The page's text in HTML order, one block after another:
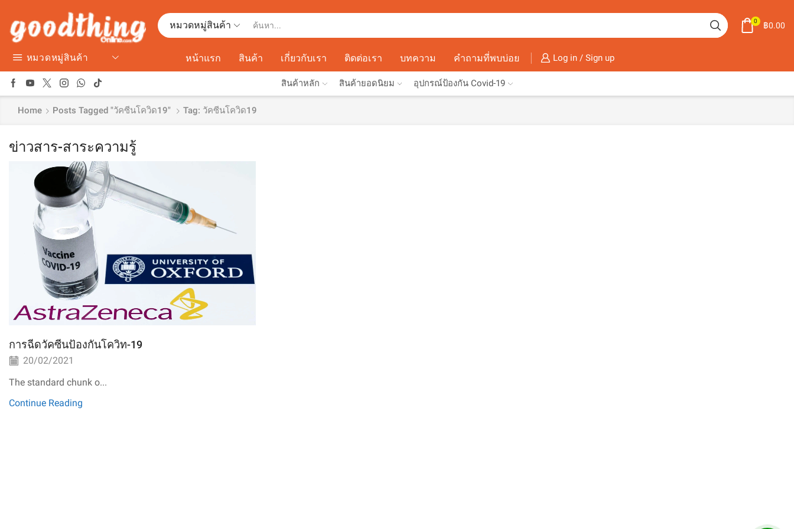
หมวดหมู่สินค้า 0 ฿0.00
หมวดหมู่สินค้า หน้าแรก สินค้า เกี่ยวกับเรา ติดต่อเรา บทความ คำถามที่พบบ่อย Log in / Sign up
สินค้าหลัก สินค้ายอดนิยม อุปกรณ์ป้องกัน Covid-19
Home Posts Tagged "วัคซีนโควิด19" Tag: วัคซีนโควิด19
ข่าวสาร-สาระความรู้
การฉีดวัคซีนป้องกันโควิท-19
20/02/2021
The standard chunk o...
Continue Reading